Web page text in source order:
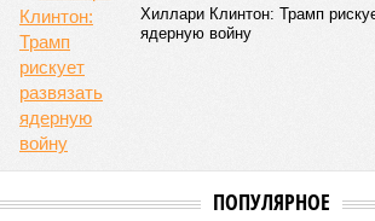
Хиллари Клинтон: Трамп
ядерную войну
ПОПУЛЯРНОЕ